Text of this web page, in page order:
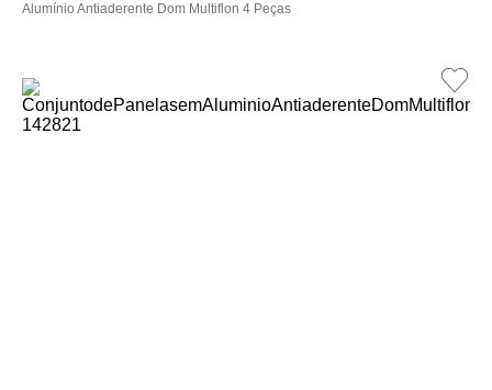
Alumínio Antiaderente Dom Multiflon 4 Peças
3º torneira
4º